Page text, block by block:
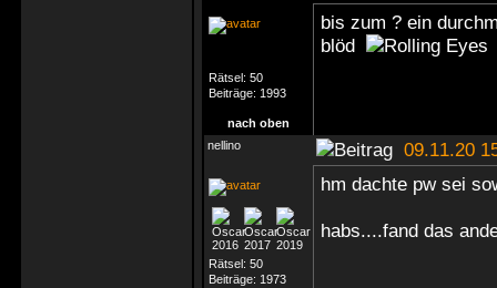
Rätsel: 50
Beiträge: 1993
bis zum ? ein
blöd
nach oben
nellino
09.11.20
Rätsel: 50
Beiträge: 1973
hm dachte pw sei
habs....fand das